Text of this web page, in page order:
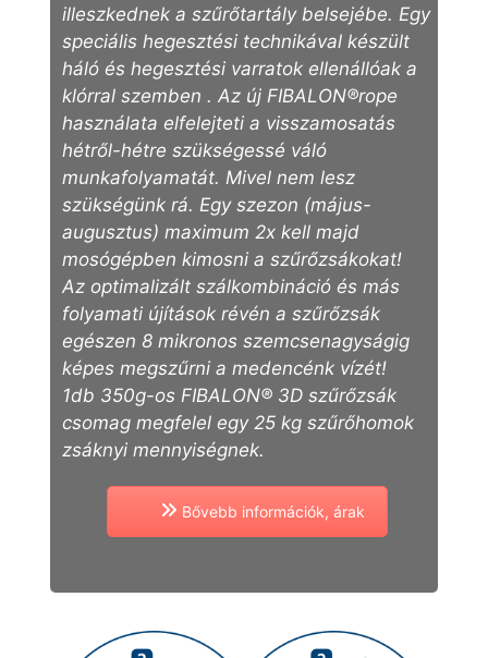
illeszkednek a szűrőtartály belsejébe. Egy
speciális hegesztési technikával készült
háló és hegesztési varratok ellenállóak a
klórral szemben . Az új FIBALON®rope
használata elfelejteti a visszamosatás
hétről-hétre szükségessé váló
munkafolyamatát. Mivel nem lesz
szükségünk rá. Egy szezon (május-
augusztus) maximum 2x kell majd
mosógépben kimosni a szűrőzsákokat!
Az optimalizált szálkombináció és más
folyamati újítások révén a szűrőzsák
egészen 8 mikronos szemcsenagyságig
képes megszűrni a medencénk vízét!
1db 350g-os FIBALON® 3D szűrőzsák
csomag megfelel egy 25 kg szűrőhomok
zsáknyi mennyiségnek.
Bővebb információk, árak